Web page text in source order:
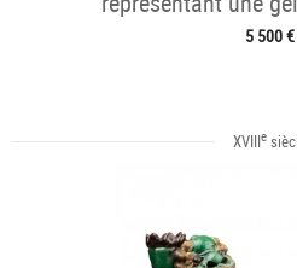
5 500 €
XVIIIe